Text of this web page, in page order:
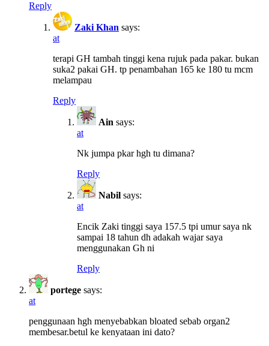
Reply
Zaki Khan says:
at
terapi GH tambah tinggi kena rujuk pada pakar. bukan
suka2 pakai GH. tp penambahan 165 ke 180 tu mcm
melampau
Reply
Ain says:
at
Nk jumpa pkar hgh tu dimana?
Reply
Nabil says:
at
Encik Zaki tinggi saya 157.5 tpi umur saya nk
sampai 18 tahun dh adakah wajar saya
menggunakan Gh ni
Reply
portege says:
at
penggunaan hgh menyebabkan bloated sebab organ2
membesar.betul ke kenyataan ini dato?